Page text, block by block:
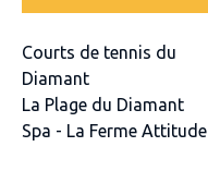
Courts de tennis du
Diamant
La Plage du Diamant
Spa - La Ferme Attitude